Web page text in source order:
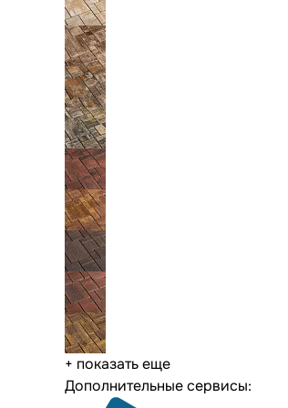
+ показать еще
Дополнительные сервисы: